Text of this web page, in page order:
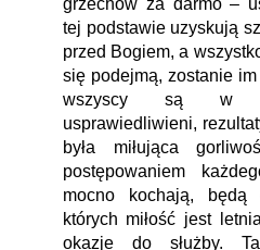
grzechów za darmo ‒
tej podstawie uzyskują
przed Bogiem, a
się podejmą, zostanie
wszyscy są w
usprawiedliwieni,
była miłująca
postępowaniem
mocno kochają, będą
których miłość jest
okazje do służby.